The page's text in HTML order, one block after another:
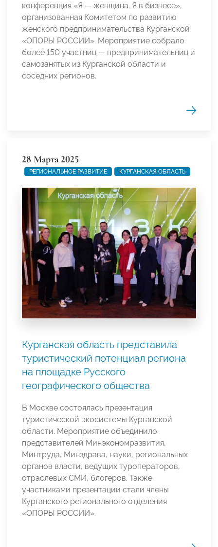
конференция «Я — женщина. Я в бизнесе»,
организованная Комитетом по развитию
женского предпринимательства Курганской
«ОПОРЫ РОССИИ». Мероприятие собрало
более 150 участниц — предпринимательниц и
самозанятых из Курганской области и
соседних регионов.
28 Марта 2025
РЕГИОНАЛЬНОЕ РАЗВИТИЕ КУРГАНСКАЯ ОБЛАСТЬ
Курганская область представила
туристический потенциал региона
на площадке Русского
географического общества
В Москве состоялась презентация
туристической экосистемы Курганской
области. Мероприятие объединило
представителей Минэкономразвития,
Минтруда, Минздрава, науки, региональных
органов власти, ведущих туроператоров,
отраслевых СМИ, блогеров. Также
участниками презентации стали члены
Курганского регионального отделения
«ОПОРЫ РОССИИ».